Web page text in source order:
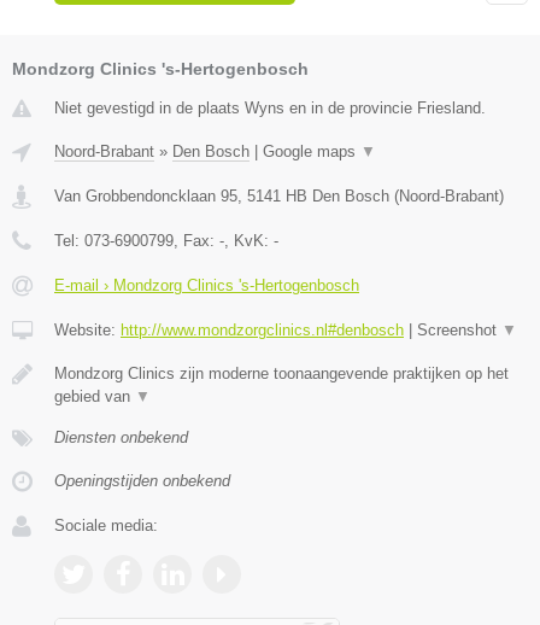
Mondzorg Clinics 's-Hertogenbosch
Niet gevestigd in de plaats Wyns en in de provincie Friesland.
Noord-Brabant » Den Bosch | Google maps ▼
Van Grobbendoncklaan 95 5141 HB Den Bosch (Noord-Brabant)
Tel: 073-6900799 , Fax: - , KvK: -
E-mail › Mondzorg Clinics 's-Hertogenbosch
Website: http://www.mondzorgclinics.nl#denbosch | Screenshot ▼
Mondzorg Clinics zijn moderne toonaangevende praktijken op het
gebied van ▼
Diensten onbekend
Openingstijden onbekend
Sociale media: